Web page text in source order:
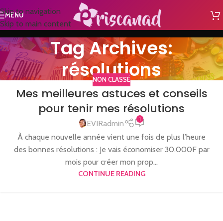
Skip to navigation
Skip to main content
MENU
Tag Archives:
résolutions
NON CLASSÉ
Mes meilleures astuces et conseils
pour tenir mes résolutions
EVIRadmin 1
À chaque nouvelle année vient une fois de plus l’heure
des bonnes résolutions : Je vais économiser 30.000F par
mois pour créer mon prop...
CONTINUE READING